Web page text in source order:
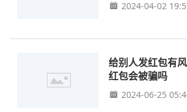
2024-04-02
给别人发红包有
红包会被骗吗
2024-06-25